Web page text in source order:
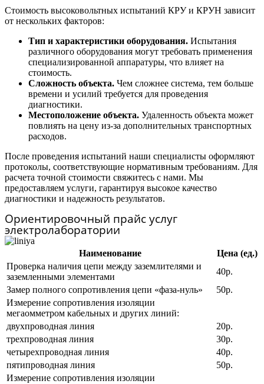
Стоимость высоковольтных испытаний КРУ и КРУН зависит
от нескольких факторов:
Тип и характеристики оборудования. Испытания
различного оборудования могут требовать применения
специализированной аппаратуры, что влияет на
стоимость.
Сложность объекта. Чем сложнее система, тем больше
времени и усилий требуется для проведения
диагностики.
Местоположение объекта. Удаленность объекта может
повлиять на цену из-за дополнительных транспортных
расходов.
После проведения испытаний наши специалисты оформляют
протоколы, соответствующие нормативным требованиям. Для
расчета точной стоимости свяжитесь с нами. Мы
предоставляем услуги, гарантируя высокое качество
диагностики и надежность результатов.
Ориентировочный прайс услуг
электролаборатории
Наименование
Цена (ед.)
Проверка наличия цепи между заземлителями и
заземленными элементами
40р.
Замер полного сопротивления цепи «фаза-нуль»
50р.
Измерение сопротивления изоляции
мегаомметром кабельных и других линий:
двухпроводная линия
20р.
трехпроводная линия
30р.
четырехпроводная линия
40р.
пятипроводная линия
50р.
Измерение сопротивления изоляции